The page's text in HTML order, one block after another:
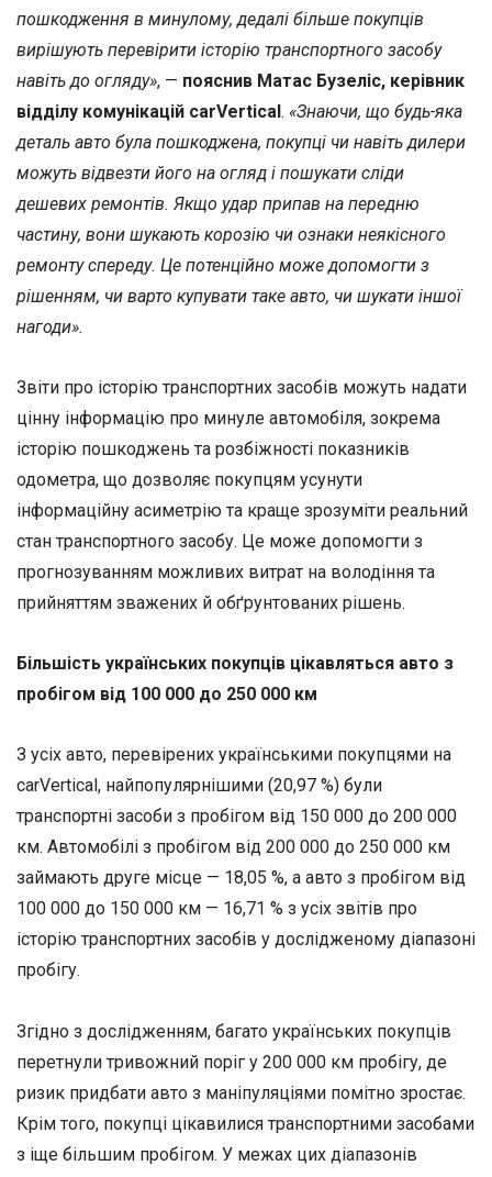
пошкодження в минулому, дедалі більше покупців
вирішують перевірити історію транспортного засобу
навіть до огляду», — пояснив Матас Бузеліс, керівник
відділу комунікацій carVertical. «Знаючи, що будь-яка
деталь авто була пошкоджена, покупці чи навіть дилери
можуть відвезти його на огляд і пошукати сліди
дешевих ремонтів. Якщо удар припав на передню
частину, вони шукають корозію чи ознаки неякісного
ремонту спереду. Це потенційно може допомогти з
рішенням, чи варто купувати таке авто, чи шукати іншої
нагоди».
Звіти про історію транспортних засобів можуть надати
цінну інформацію про минуле автомобіля, зокрема
історію пошкоджень та розбіжності показників
одометра, що дозволяє покупцям усунути
інформаційну асиметрію та краще зрозуміти реальний
стан транспортного засобу. Це може допомогти з
прогнозуванням можливих витрат на володіння та
прийняттям зважених й обґрунтованих рішень.
Більшість українських покупців цікавляться авто з
пробігом від 100 000 до 250 000 км
З усіх авто, перевірених українськими покупцями на
carVertical, найпопулярнішими (20,97 %) були
транспортні засоби з пробігом від 150 000 до 200 000
км. Автомобілі з пробігом від 200 000 до 250 000 км
займають друге місце — 18,05 %, а авто з пробігом від
100 000 до 150 000 км — 16,71 % з усіх звітів про
історію транспортних засобів у дослідженому діапазоні
пробігу.
Згідно з дослідженням, багато українських покупців
перетнули тривожний поріг у 200 000 км пробігу, де
ризик придбати авто з маніпуляціями помітно зростає.
Крім того, покупці цікавилися транспортними засобами
з іще більшим пробігом. У межах цих діапазонів